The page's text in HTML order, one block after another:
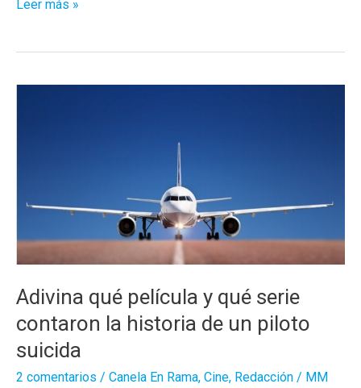
«Tom
Leer más »
Adivina qué película y qué serie
contaron la historia de un piloto
suicida
2 comentarios / Canela En Rama, Cine, Redacción / MM